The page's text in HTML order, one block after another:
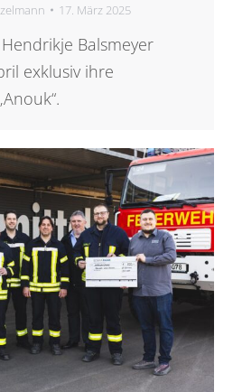
17. März 2025
Balsmeyer
exklusiv ihre